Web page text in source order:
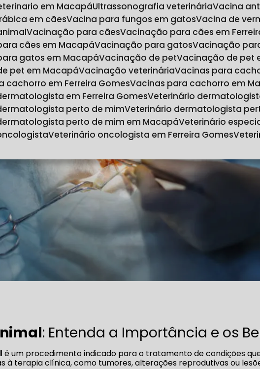
em Macapá Ultrassonografia veterinária Vacina
em cães Vacina para fungos em gatos Vacina de
Vacinação para cães Vacinação para cães em
cães em Macapá Vacinação para gatos Vacinação
gatos em Macapá Vacinação de pet Vacinação de pet
pet em Macapá Vacinação veterinária Vacinas para
cachorro em Ferreira Gomes Vacinas para cachorro em
em Ferreira Gomes Veterinário
perto de mim Veterinário dermatologista
perto de mim em Macapá Veterinário
Veterinário oncologista em Ferreira Gomes
: Entenda a Importância e os
é um procedimento indicado para o tratamento de condições
à terapia clínica, como tumores, alterações reprodutivas ou